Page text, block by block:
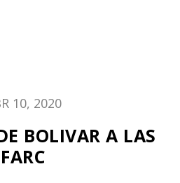
10, 2020
BOLIVAR A LAS
FARC